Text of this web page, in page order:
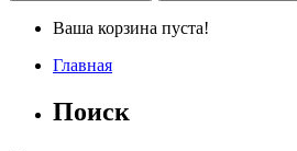
Ваша корзина пуста!
Главная
Поиск